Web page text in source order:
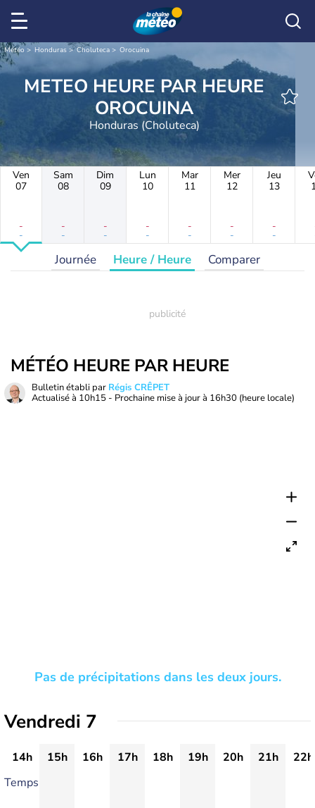
Météo Honduras Choluteca Orocuina
METEO HEURE PAR HEURE
OROCUINA
Honduras (Choluteca)
Ven
07
-
-
Sam
08
-
-
Dim
09
-
-
Lun
10
-
-
Mar
11
-
-
Mer
12
-
-
Jeu
13
-
-
Journée Heure / Heure Comparer
MÉTÉO HEURE PAR HEURE
Bulletin établi par Régis CRÊPET
Actualisé à 10h15 - Prochaine mise à jour à 16h30 (heure locale)
Pas de précipitations dans les deux jours.
Vendredi 7
14h 15h 16h 17h 18h 19h 20h 21h
22h
Temps